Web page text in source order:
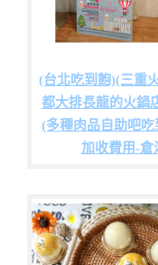
(台北吃到飽)(三重
都大排長龍的火鍋
(多種肉品自助吧
加收費用-倉